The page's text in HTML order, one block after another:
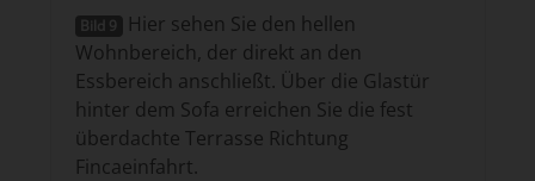
Bild 9
Hier sehen Sie den hellen
Wohnbereich, der direkt an den
Essbereich anschließt. Über die Glastür
hinter dem Sofa erreichen Sie die fest
überdachte Terrasse Richtung
Fincaeinfahrt.